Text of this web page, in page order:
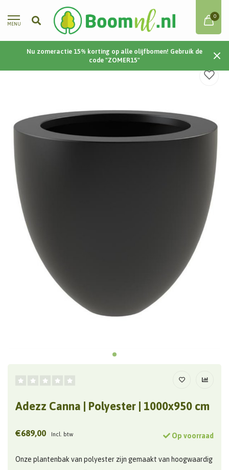
MENU
0
Nu zomeractie 15% korting op alle olijfbomen! Gebruik de
code "ZOMER15"
Home / Canna | Polyester | 1000x950 cm
Adezz Canna | Polyester | 1000x950 cm
€689,00 Incl. btw Op voorraad
Onze plantenbak van polyester zijn gemaakt van hoogwaardig